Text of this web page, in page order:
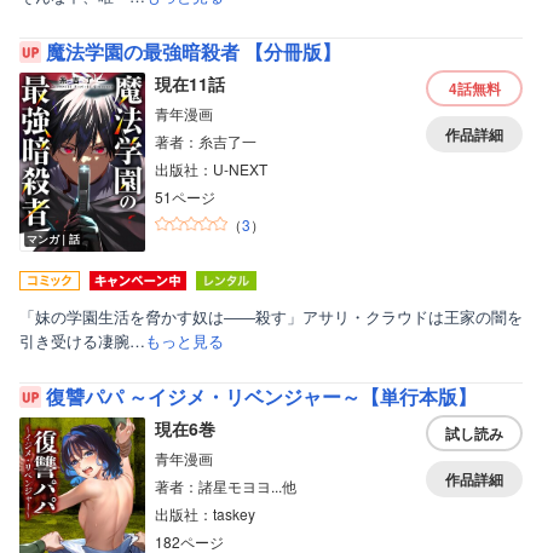
魔法学園の最強暗殺者 【分冊版】
マンガ｜話
現在11話
青年漫画
著者：糸吉了一
出版社：U-NEXT
51ページ
（3）
4話無料
作品詳細
「妹の学園生活を脅かす奴は――殺す」アサリ・クラウドは王家の闇を
引き受ける凄腕…もっと見る
復讐パパ ～イジメ・リベンジャー～【単行本版】
現在6巻
青年漫画
著者：諸星モヨヨ...他
出版社：taskey
182ページ
試し読み
作品詳細